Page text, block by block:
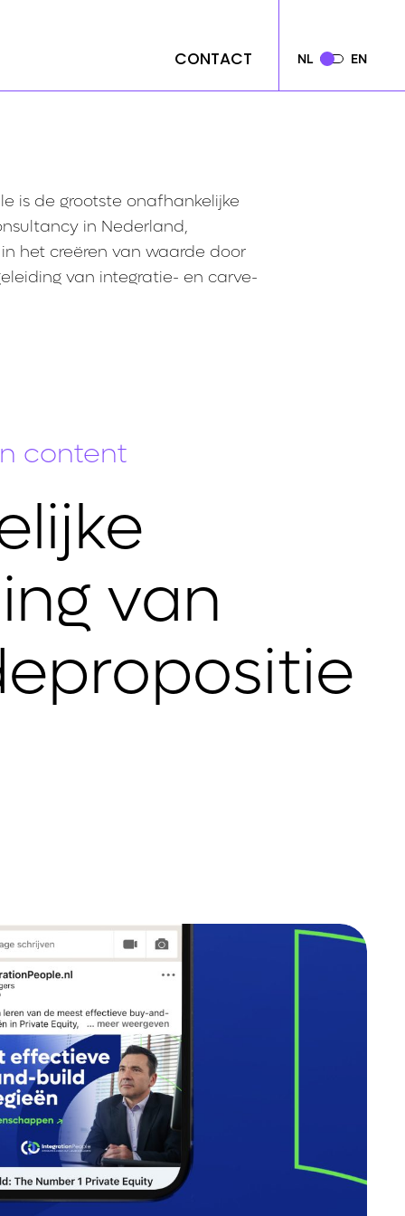
CONTACT NL EN
CONTACT NL EN
is de grootste onafhankelijke
in Nederland,
het creëren van waarde door
van integratie- en carve-
content
van